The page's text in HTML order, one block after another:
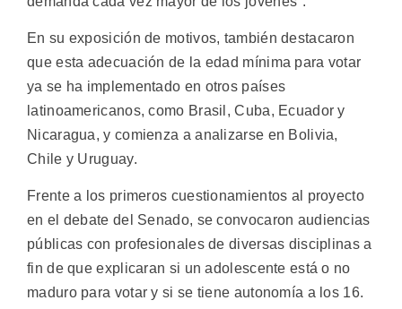
En su exposición de motivos, también destacaron
que esta adecuación de la edad mínima para votar
ya se ha implementado en otros países
latinoamericanos, como Brasil, Cuba, Ecuador y
Nicaragua, y comienza a analizarse en Bolivia,
Chile y Uruguay.
Frente a los primeros cuestionamientos al proyecto
en el debate del Senado, se convocaron audiencias
públicas con profesionales de diversas disciplinas a
fin de que explicaran si un adolescente está o no
maduro para votar y si se tiene autonomía a los 16.